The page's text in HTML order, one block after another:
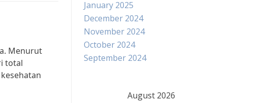
Menurut
total
January 2025
December 2024
November 2024
October 2024
September 2024
August 2026